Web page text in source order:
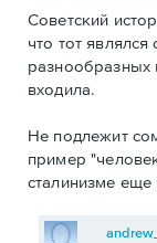
Советский
что тот
разнообразных
входила.
Не подлежит
пример
сталинизме еще